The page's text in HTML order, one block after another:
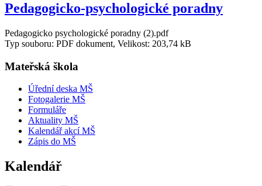
Pedagogicko-psychologické poradny
Pedagogicko psychologické poradny (2).pdf
Typ souboru: PDF dokument, Velikost: 203,74 kB
Mateřská škola
Úřední deska MŠ
Fotogalerie MŠ
Formuláře
Aktuality MŠ
Kalendář akcí MŠ
Zápis do MŠ
Kalendář